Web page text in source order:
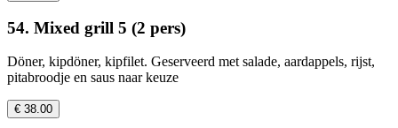
54. Mixed grill 5 (2 pers)
Döner, kipdöner, kipfilet. Geserveerd met salade, aardappels, rijst,
pitabroodje en saus naar keuze
€ 38.00